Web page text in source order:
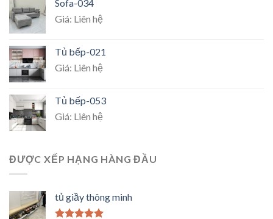
Sofa-034
Giá: Liên hệ
Tủ bếp-021
Giá: Liên hệ
Tủ bếp-053
Giá: Liên hệ
ĐƯỢC XẾP HẠNG HÀNG ĐẦU
tủ giầy thông minh